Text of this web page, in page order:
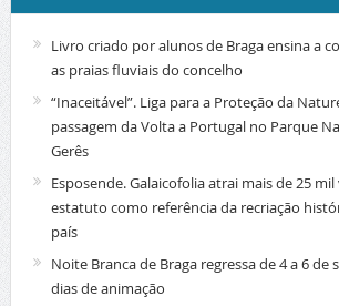
Livro criado por alunos de Braga ensina a
as praias fluviais do concelho
“Inaceitável”. Liga para a Proteção da
passagem da Volta a Portugal no Parque
Gerês
Esposende. Galaicofolia atrai mais de 25
estatuto como referência da recriação
país
Noite Branca de Braga regressa de 4 a 6
dias de animação